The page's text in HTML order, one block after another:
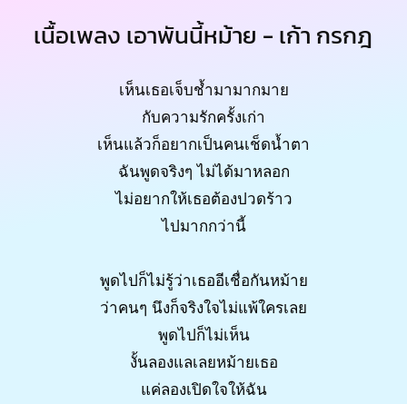
เนื้อเพลง เอาพันนี้หม้าย - เก้า กรกฎ
เห็นเธอเจ็บช้ำมามากมาย
กับความรักครั้งเก่า
เห็นแล้วก็อยากเป็นคนเช็ดน้ำตา
ฉันพูดจริงๆ ไม่ได้มาหลอก
ไม่อยากให้เธอต้องปวดร้าว
ไปมากกว่านี้
พูดไปก็ไม่รู้ว่าเธออีเชื่อกันหม้าย
ว่าคนๆ นึงก็จริงใจไม่แพ้ใครเลย
พูดไปก็ไม่เห็น
งั้นลองแลเลยหม้ายเธอ
แค่ลองเปิดใจให้ฉัน